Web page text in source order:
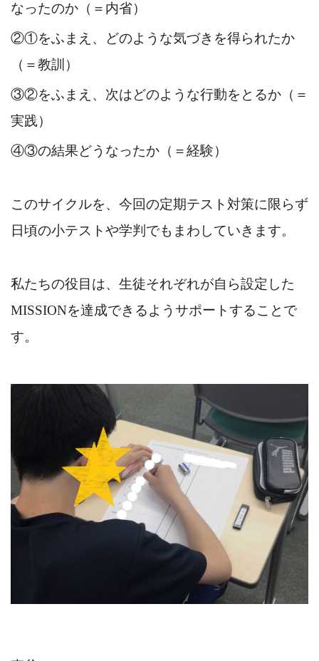
なったのか（＝内省）
②①をふまえ、どのような気づきを得られたか
（＝教訓）
③②をふまえ、次はどのような行動をとるか（＝
実践）
④③の結果どうなったか（＝経験）
このサイクルを、今回の定期テスト対策に限らず
日頃の小テストや学判でもまわしていきます。
私たちの役目は、生徒それぞれが自ら設定した
MISSIONを達成できるようサポートすることで
す。